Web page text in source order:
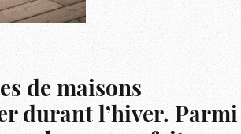
de maisons
durant l’hiver. Parmi